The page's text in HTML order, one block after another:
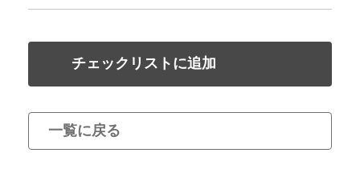
チェックリストに追加
一覧に戻る